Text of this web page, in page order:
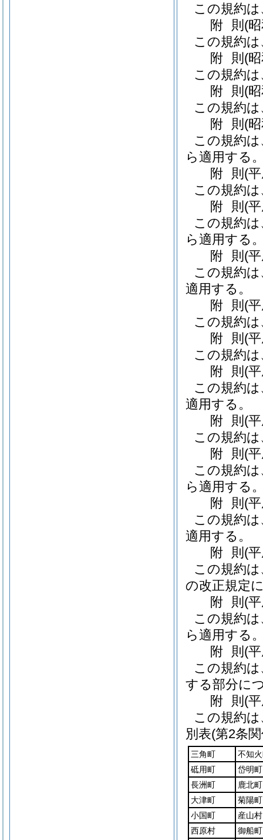
この規約
附 則 (
この規約
附 則 (
この規約
附 則 (
この規約
附 則 (
この規約
ら適用する
附 則 (
この規約
附 則 (
この規約
ら適用する
附 則 (
この規約
適用する。
附 則 (
この規約
附 則 (
この規約
附 則 (
この規約
適用する。
附 則 (
この規約
附 則 (
この規約
ら適用する
附 則 (
この規約
適用する。
附 則 (
この規約
の改正規定
附 則 (
この規約
ら適用する
附 則 (
この規約
する部分に
附 則 (
この規約
別表(第2条
三角町
不知
砥用町
岱明町
長洲町
鹿北町
大津町
菊陽町
小国町
産山村
西原村
御船町